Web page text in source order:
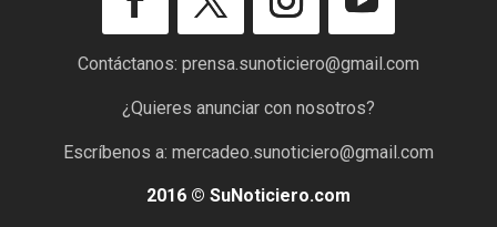
Contáctanos: prensa.sunoticiero@gmail.com
¿Quieres anunciar con nosotros?
Escríbenos a: mercadeo.sunoticiero@gmail.com
2016 © SuNoticiero.com